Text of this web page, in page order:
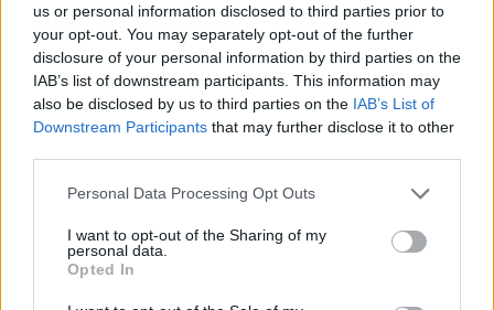
us or personal information disclosed to third parties prior to
your opt-out. You may separately opt-out of the further
disclosure of your personal information by third parties on the
IAB’s list of downstream participants. This information may
also be disclosed by us to third parties on the IAB’s List of
Downstream Participants that may further disclose it to other
Please note that this website/app uses one or more Google
not limited to your visit or usage behaviour. You may click to
grant or deny consent to Google and its third-party tags to
use your data for below specified purposes in below Google
consent section.
Personal Data Processing Opt Outs
I want to opt-out of the Sharing of my
personal data.
Opted In
#9Csak szex és más semmi
premier: 2005. december 8.
forgalmazó: HungariCom
nézőszám: 437.638
Goda Krisztina meglepetés-sikerfilmje máig
visszhangzik a televízióban, ésKing Kongot meg
Narnia krónikáit megszégyenítő nézettséggel
Valami Amerika 2.
premier: 2008. december 18.